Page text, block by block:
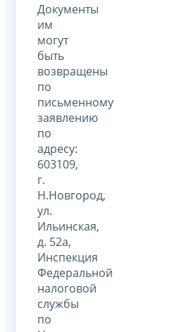
Документы
им
могут
быть
возвращены
по
письменному
заявлению
по
адресу:
603109,
г.
Н.Новгород,
ул.
Ильинская,
д. 52а,
Инспекция
Федеральной
налоговой
службы
по